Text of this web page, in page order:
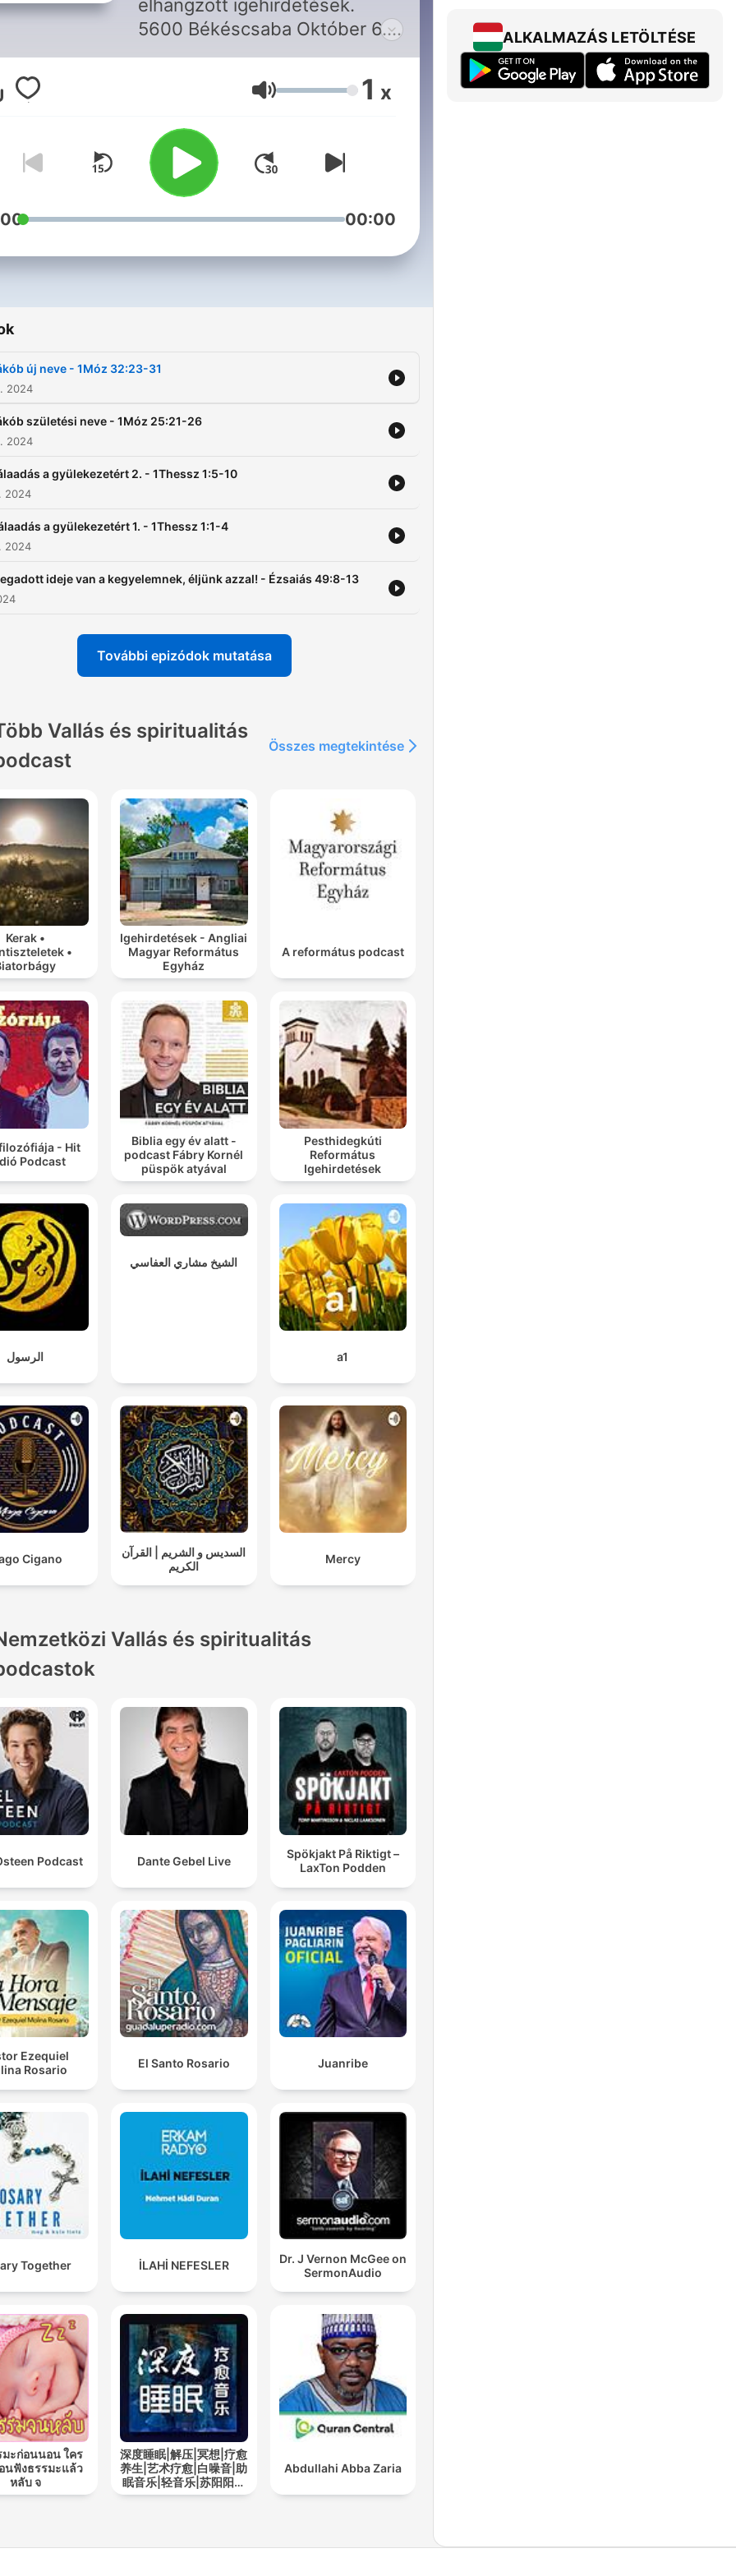
elhangzott igehirdetések.
5600 Békéscsaba Október 6.
u. 4/1
https://www.bekescsabaibaptista.hu
bekescsabaibaptist@gmail.com
Technikai észrevételek,
információk:
studio.bcsabaibaptist@gmail.com
Hangerő 1 x
00:00
új neve - 1Móz 32:23-31
2024
születési neve - 1Móz 25:21-26
2024
a gyülekezetért 2. - 1Thessz 1:5-10
2024
a gyülekezetért 1. - 1Thessz 1:1-4
2024
ideje van a kegyelemnek, éljünk azzal! - Ézsaiás 49:8-13
További epizódok mutatása
Vallás és spiritualitás
Összes megtekintése
Kerak •
•
Igehirdetések - Angliai
Magyar Református
Egyház
A református podcast
- Hit
Podcast
Biblia egy év alatt -
podcast Fábry Kornél
püspök atyával
Pesthidegkúti
Református
Igehirdetések
الرسول
الشيخ مشاري العفاسي
a1
Cigano
السديس و الشريم | القرآن
الكريم
Mercy
Vallás és spiritualitás
Podcast Dante Gebel Live
Spökjakt På Riktigt –
LaxTon Podden
Ezequiel
Rosario
El Santo Rosario Juanribe
Together İLAHİ NEFESLER
Dr. J Vernon McGee on
SermonAudio
ะก่อนนอน ใคร
นฟังธรรมะแล้ว
หลับ จ
深度睡眠|解压|冥想|疗愈
养生|艺术疗愈|白噪音|助
眠音乐|轻音乐|苏阳阳频
道
Abdullahi Abba Zaria
ALKALMAZÁS LETÖLTÉSE